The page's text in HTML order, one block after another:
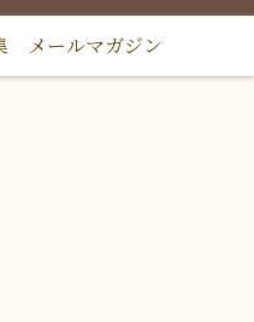
メールマガジン